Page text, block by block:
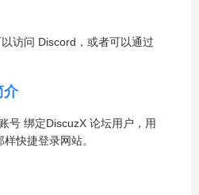
访问 Discord，或者可以通过
介
号 绑定DiscuzX 论坛用户，用
快捷登录网站。